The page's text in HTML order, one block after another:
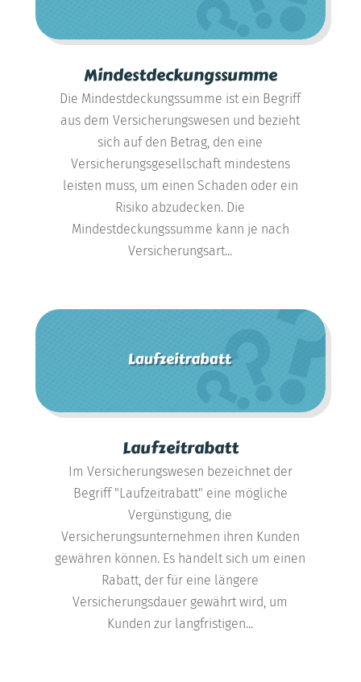
Mindestdeckungssumme
Die Mindestdeckungssumme ist ein Begriff
aus dem Versicherungswesen und bezieht
sich auf den Betrag, den eine
Versicherungsgesellschaft mindestens
leisten muss, um einen Schaden oder ein
Risiko abzudecken. Die
Mindestdeckungssumme kann je nach
Versicherungsart...
Laufzeitrabatt
Im Versicherungswesen bezeichnet der
Begriff "Laufzeitrabatt" eine mögliche
Vergünstigung, die
Versicherungsunternehmen ihren Kunden
gewähren können. Es handelt sich um einen
Rabatt, der für eine längere
Versicherungsdauer gewährt wird, um
Kunden zur langfristigen...